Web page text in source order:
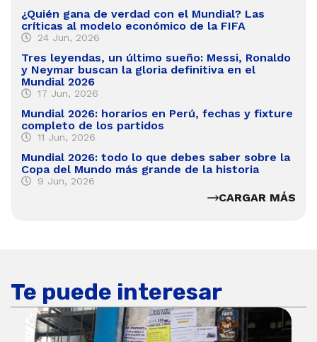
¿Quién gana de verdad con el Mundial? Las
críticas al modelo económico de la FIFA
24 Jun, 2026
Tres leyendas, un último sueño: Messi, Ronaldo
y Neymar buscan la gloria definitiva en el
Mundial 2026
17 Jun, 2026
Mundial 2026: horarios en Perú, fechas y fixture
completo de los partidos
11 Jun, 2026
Mundial 2026: todo lo que debes saber sobre la
Copa del Mundo más grande de la historia
9 Jun, 2026
CARGAR MÁS
Te puede interesar